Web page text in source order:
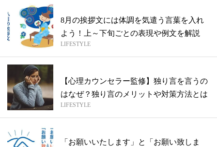
8月の挨拶文には体調を気遣う言葉を入れ
よう！上～下旬ごとの表現や例文を解説
LIFESTYLE
【心理カウンセラー監修】独り言を言うの
はなぜ？独り言のメリットや対策方法とは
LIFESTYLE
「お願いいたします」と「お願い致しま